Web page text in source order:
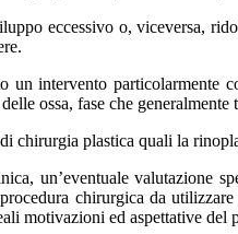
eccessivo o, viceversa,
un intervento particolarmente
ossa, fase che
plastica quali la
un’eventuale valutazione
chirurgica da
motivazioni ed aspettative del